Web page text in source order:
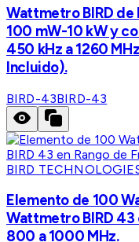
Wattmetro BIRD
100 mW-10 kW y
450 kHz a 1260
Incluido).
BIRD-43BIRD-43
BIRD
Elemento de 100
Wattmetro BIRD 43
800 a 1000 MHz.